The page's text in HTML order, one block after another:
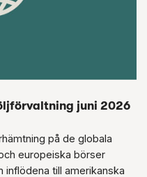
juni 2026
på de globala
europeiska börser
till amerikanska